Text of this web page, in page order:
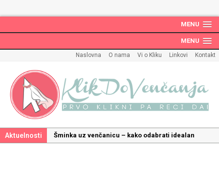
MENU
MENU
Naslovna O nama Vi o Kliku Linkovi Kontakt
Aktuelnosti
Šminka uz venčanicu – kako odabrati idealan